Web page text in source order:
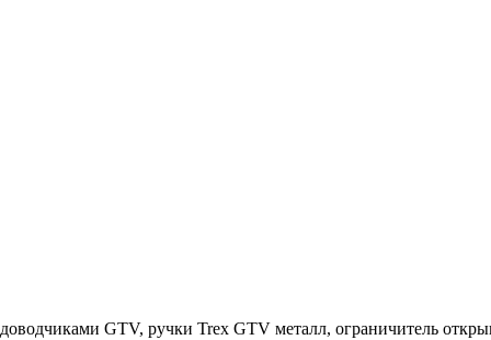
GTV, ручки Trex GTV металл, ограничитель